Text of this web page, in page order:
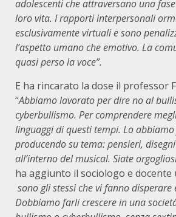
adolescenti che attraversano una
loro vita. I rapporti interpersonali
esclusivamente virtuali e sono
l’aspetto umano che emotivo. La
quasi perso la voce”.
E ha rincarato la dose il professor
“Abbiamo lavorato per dire no al
cyberbullismo. Per comprendere
linguaggi di questi tempi. Lo
producendo su tema: pensieri,
all’interno del musical. Siate
ha aggiunto il sociologo e
sono gli stessi che vi fanno disperare
Dobbiamo farli crescere in una